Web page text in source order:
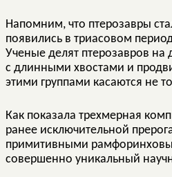
Напомним, что птерозавры
появились в триасовом
Ученые делят птерозавров
с длинными хвостами и
этими группами касаются не
Как показала трехмерная
ранее исключительной
примитивными
совершенно уникальный